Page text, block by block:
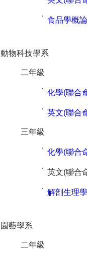
˙ 食品學概論
動物科技學系
二年級
˙ 化學(聯合
˙ 英文(聯合
三年級
˙ 化學(聯合
˙ 英文(聯合
˙ 解剖生理學
園藝學系
二年級